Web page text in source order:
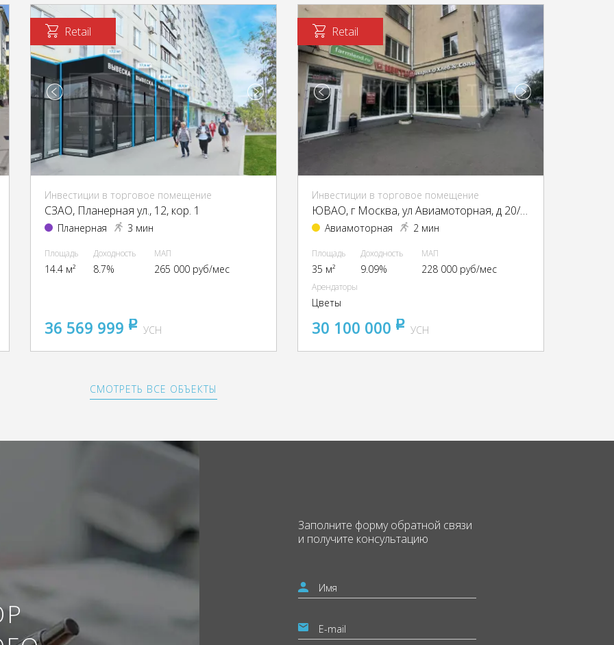
Retail
Инвестиции в торговое помещение
CЗАО, Планерная ул., 12, кор. 1
Планерная 3 мин
Площадь
14.4 м²
Доходность
8.7%
МАП
265 000 руб/мес
36 569 999 pуб
УСН
Retail
Инвестиции в торговое помещение
ЮВАО, г Москва, ул Авиамоторная, д 20/17
Авиамоторная 2 мин
Площадь
35 м²
Доходность
9.09%
МАП
228 000 руб/мес
Арендаторы
Цветы
30 100 000 pуб
УСН
СМОТРЕТЬ ВСЕ ОБЪЕКТЫ
Заполните формуобратной связи
и получите консультацию